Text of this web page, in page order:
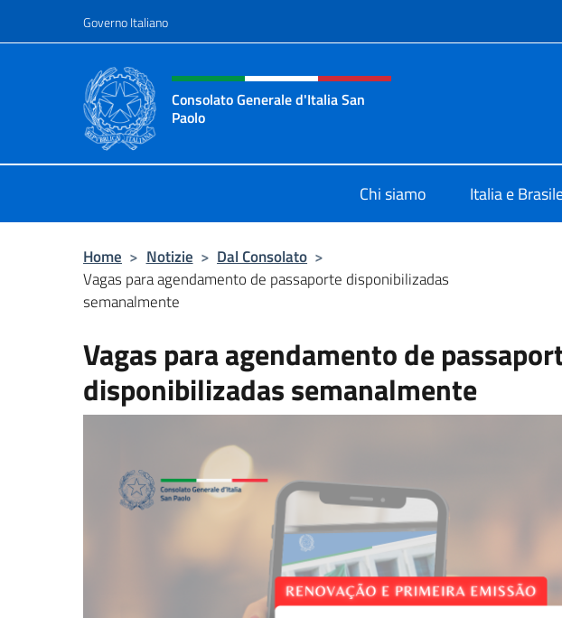
Governo Italiano
Intestazione sito, social e menù
Consolato Generale d'Italia San
Paolo
Chi siamo Italia e
Home > Notizie > Dal Consolato >
Vagas para agendamento de passaporte disponibilizadas
semanalmente
Vagas para agendamento de
disponibilizadas semanalmente